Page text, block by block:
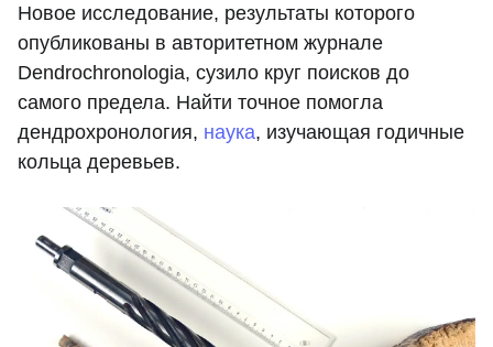
Новое исследование, результаты которого
опубликованы в авторитетном журнале
Dendrochronologia, сузило круг поисков до
самого предела. Найти точное помогла
дендрохронология, наука, изучающая годичные
кольца деревьев.